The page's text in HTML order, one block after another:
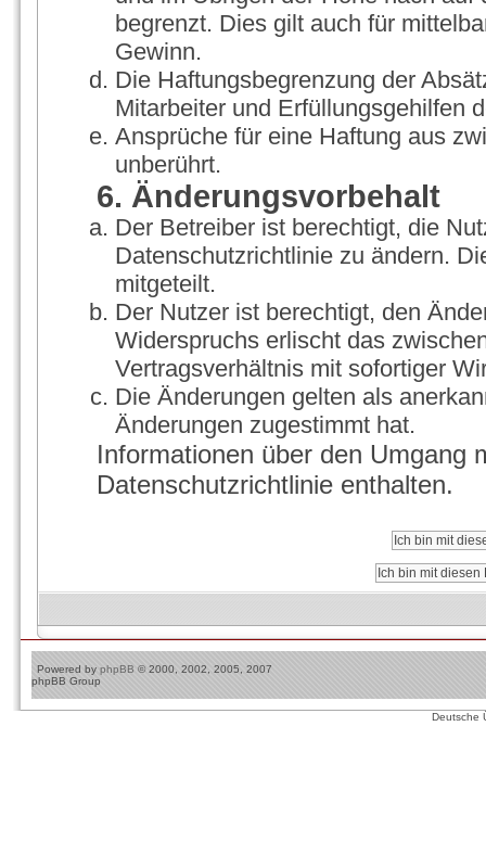
begrenzt. Dies gilt auch für
Gewinn.
Die Haftungsbegrenzung der
Mitarbeiter und Erfüllungsgehilfen
Ansprüche für eine Haftung aus
unberührt.
6. Änderungsvorbehalt
Der Betreiber ist berechtigt, die
Datenschutzrichtlinie zu ändern.
mitgeteilt.
Der Nutzer ist berechtigt, den
Widerspruchs erlischt das
Vertragsverhältnis mit sofortiger
Die Änderungen gelten als
Änderungen zugestimmt hat.
Informationen über den Umgang
Datenschutzrichtlinie enthalten.
Powered by phpBB © 2000, 2002, 2005, 2007
phpBB Group
Deutsche